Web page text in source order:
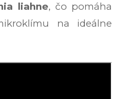
liahne, čo pomáha
na ideálne